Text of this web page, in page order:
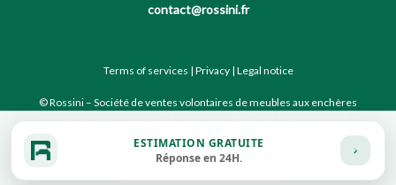
contact@rossini.fr
Terms of services | Privacy| Legal notice
© Rossini – Société de ventes volontaires de meubles aux enchères
Site conçu par notre partenaire
ESTIMATION GRATUITE
Réponse en 24H.